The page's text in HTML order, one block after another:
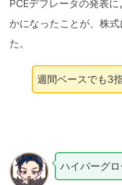
PCEデフレータの発表
かになったことが、株
た。
週間ベースでも3
ハイパーグ